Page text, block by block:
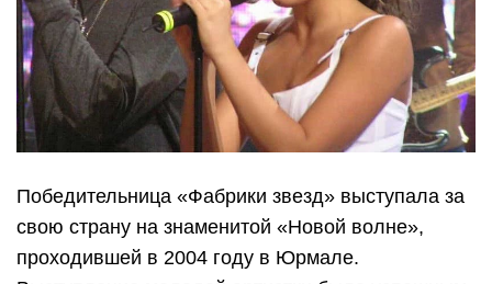
Победительница «Фабрики звезд» выступала за
свою страну на знаменитой «Новой волне»,
проходившей в 2004 году в Юрмале.